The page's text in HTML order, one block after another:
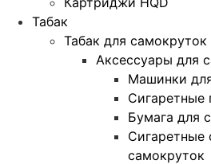
Табак
Табак для самокруток
Аксессуары для
Машинки
Сигаретные
Бумага для
Сигаретные
самокруток